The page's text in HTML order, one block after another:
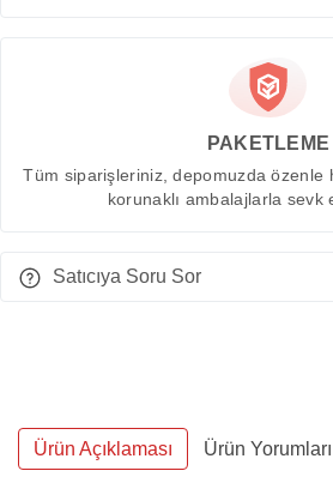
PAKETLEME
Tüm siparişleriniz, depomuzda özenle
korunaklı ambalajlarla sevk
Satıcıya Soru Sor
Ürün Açıklaması Ürün Yorumları